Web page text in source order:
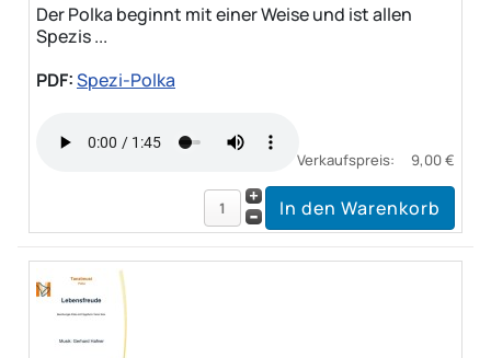
Der Polka beginnt mit einer Weise und ist allen
Spezis ...
PDF:Spezi-Polka
Verkaufspreis: 9,00 €